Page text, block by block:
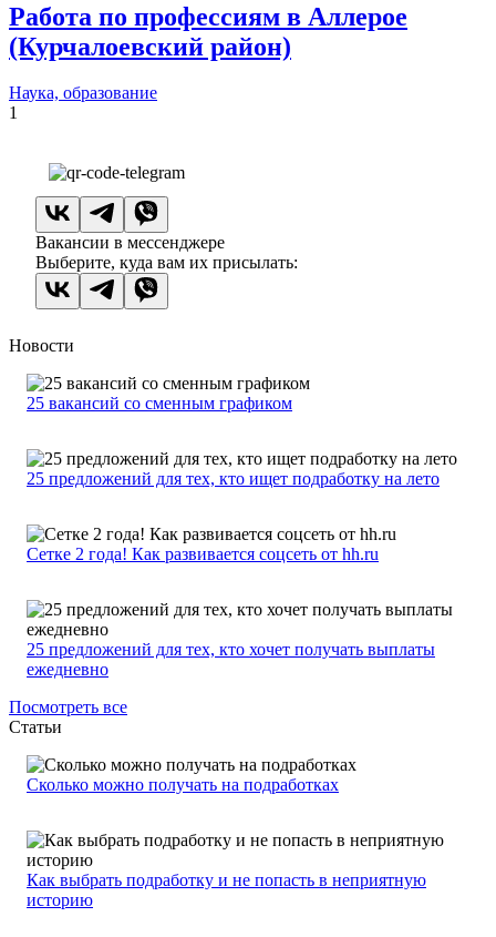
Работа по профессиям в Аллерое
(Курчалоевский район)
Наука, образование
1
Вакансии в мессенджере
Выберите, куда вам их присылать:
Новости
25 вакансий со сменным графиком
25 предложений для тех, кто ищет подработку на лето
Сетке 2 года! Как развивается соцсеть от hh.ru
25 предложений для тех, кто хочет получать выплаты
ежедневно
Посмотреть все
Статьи
Сколько можно получать на подработках
Как выбрать подработку и не попасть в неприятную
историю